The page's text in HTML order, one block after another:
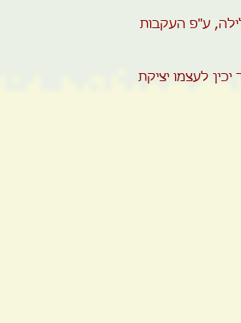
ע"פ העקבות
לעצמו יציקת